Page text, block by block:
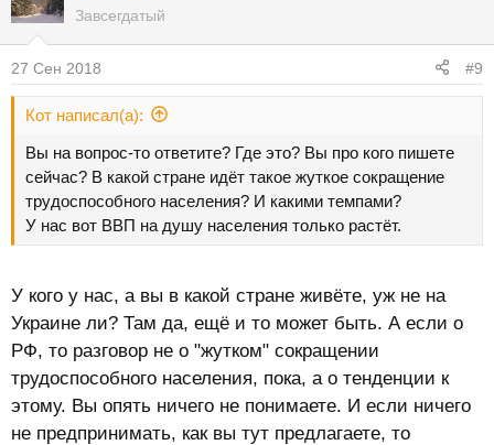
Завсегдатый
27 Сен 2018 #9
Кот написал(а):
Вы на вопрос-то ответите? Где это? Вы про кого пишете
сейчас? В какой стране идёт такое жуткое сокращение
трудоспособного населения? И какими темпами?
У нас вот ВВП на душу населения только растёт.
У кого у нас, а вы в какой стране живёте, уж не на
Украине ли? Там да, ещё и то может быть. А если о
РФ, то разговор не о "жутком" сокращении
трудоспособного населения, пока, а о тенденции к
этому. Вы опять ничего не понимаете. И если ничего
не предпринимать, как вы тут предлагаете, то